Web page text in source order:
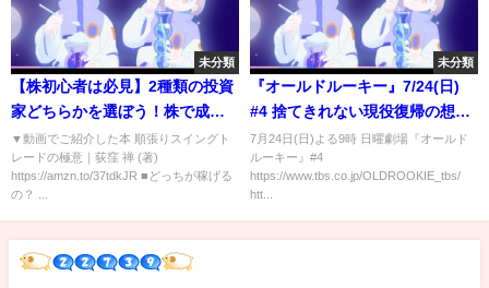
未分類
【株初心者は必見】2種類の投資
家どちらかを選ぼう！株で成功
する投資家の特徴は？
▼動画でご紹介した本 順張りスイングト
レードの極意｜荻窪 禅 (著)
https://amzn.to/37tdkJR ■どっちが稼げる
の？ ...
未分類
『オールドルーキー』7/24(日)
#4 捨てきれない現役復帰の想
い…奇跡のカムバックへ…
【TBS】
7月24日(日)よる9時 日曜劇場『オールド
ルーキー』#4
https://www.tbs.co.jp/OLDROOKIE_tbs/
htt...